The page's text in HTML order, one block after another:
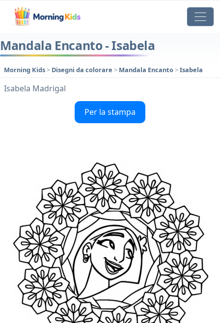
Mandala Encanto - Isabela
Morning Kids> Disegni da colorare > Mandala Encanto>Isabela
Isabela Madrigal
Per la stampa